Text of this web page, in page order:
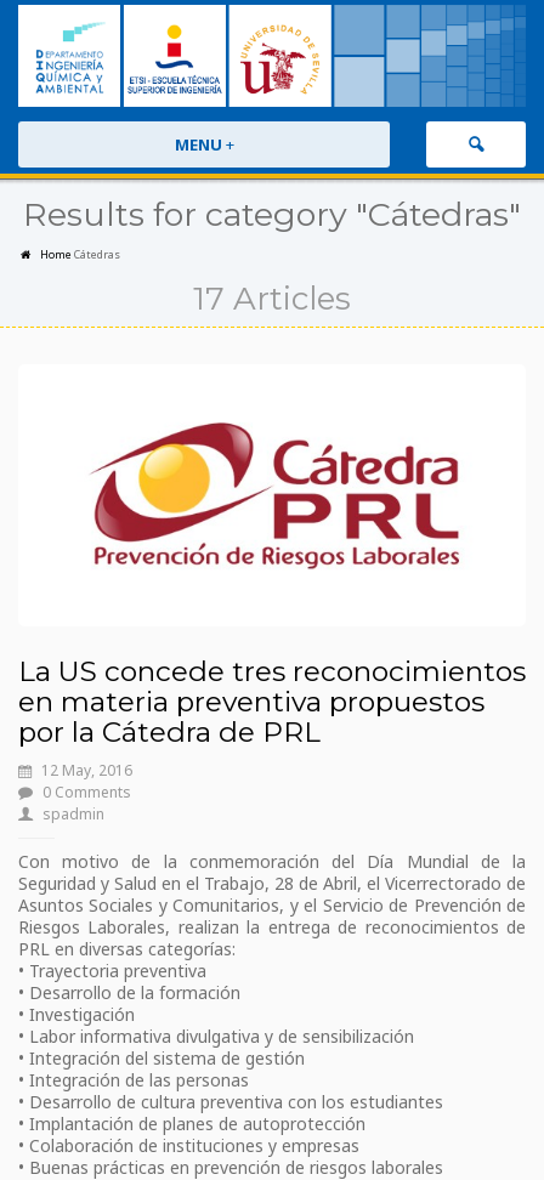
MENU +
Results for category "Cátedras"
Home Cátedras
17 Articles
La US concede tres reconocimientos
en materia preventiva propuestos
por la Cátedra de PRL
12 May, 2016
0 Comments
spadmin
Con motivo de la conmemoración del Día Mundial de la
Seguridad y Salud en el Trabajo, 28 de Abril, el Vicerrectorado de
Asuntos Sociales y Comunitarios, y el Servicio de Prevención de
Riesgos Laborales, realizan la entrega de reconocimientos de
PRL en diversas categorías:
• Trayectoria preventiva
• Desarrollo de la formación
• Investigación
• Labor informativa divulgativa y de sensibilización
• Integración del sistema de gestión
• Integración de las personas
• Desarrollo de cultura preventiva con los estudiantes
• Implantación de planes de autoprotección
• Colaboración de instituciones y empresas
• Buenas prácticas en prevención de riesgos laborales